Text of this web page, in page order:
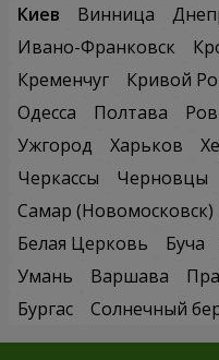
Киев
Винница
Ивано-Франковск
Кременчуг
Кривой
Одесса
Полтава
Ужгород
Харьков
Черкассы
Черновцы
Самар (Новомосковск)
Белая Церковь
Буча
Умань
Варшава
Бургас
Солнечный